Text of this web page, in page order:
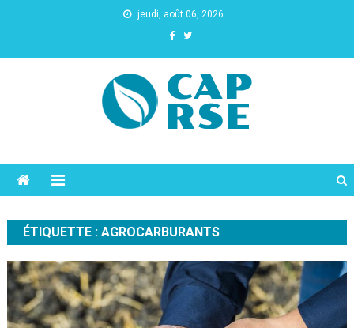
jeudi, août 06, 2026
ÉTIQUETTE : AGROCARBURANTS